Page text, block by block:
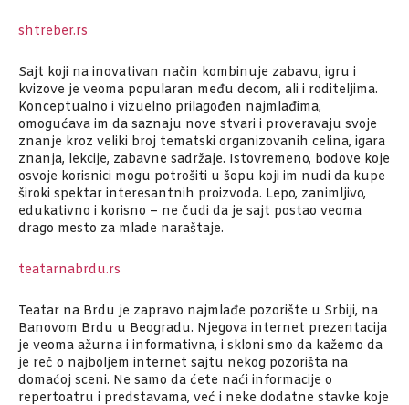
shtreber.rs
Sajt koji na inovativan način kombinuje zabavu, igru i
kvizove je veoma popularan među decom, ali i roditeljima.
Konceptualno i vizuelno prilagođen najmlađima,
omogućava im da saznaju nove stvari i proveravaju svoje
znanje kroz veliki broj tematski organizovanih celina, igara
znanja, lekcije, zabavne sadržaje. Istovremeno, bodove koje
osvoje korisnici mogu potrošiti u šopu koji im nudi da kupe
široki spektar interesantnih proizvoda. Lepo, zanimljivo,
edukativno i korisno – ne čudi da je sajt postao veoma
drago mesto za mlade naraštaje.
teatarnabrdu.rs
Teatar na Brdu je zapravo najmlađe pozorište u Srbiji, na
Banovom Brdu u Beogradu. Njegova internet prezentacija
je veoma ažurna i informativna, i skloni smo da kažemo da
je reč o najboljem internet sajtu nekog pozorišta na
domaćoj sceni. Ne samo da ćete naći informacije o
repertoatru i predstavama, već i neke dodatne stavke koje